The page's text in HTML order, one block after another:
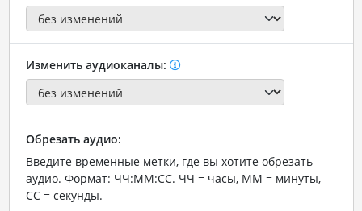
Изменить аудиоканалы:
Обрезать аудио:
Введите временные метки, где вы хотите обрезать
аудио. Формат: ЧЧ:ММ:СС. ЧЧ = часы, ММ = минуты,
СС = секунды.